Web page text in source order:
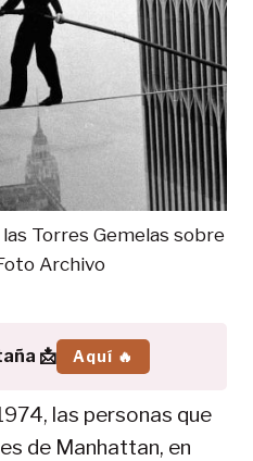
Torres Gemelas sobre
Archivo
📩 Aquí 🔥
las personas que
de Manhattan, en